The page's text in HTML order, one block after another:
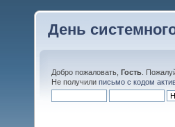
День
Добро пожаловать, Гость .
Не получили письмо с кодом